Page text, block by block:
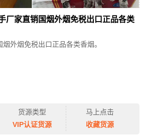
厂家直销国烟外烟免税出口正品各类
外烟免税出口正品各类香烟。
货源类型
VIP认证货源
马上点击
收藏货源